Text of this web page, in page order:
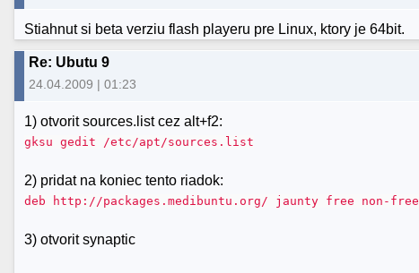
Stiahnut si beta verziu flash playeru pre Linux, ktory je 64bit.
Re: Ubutu 9
24.04.2009 | 01:23
1) otvorit sources.list cez alt+f2:
gksu gedit /etc/apt/sources.list
2) pridat na koniec tento riadok:
deb http://packages.medibuntu.org/ jaunty free non-free
3) otvorit synaptic